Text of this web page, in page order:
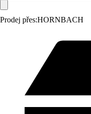
Prodej přes:HORNBACH